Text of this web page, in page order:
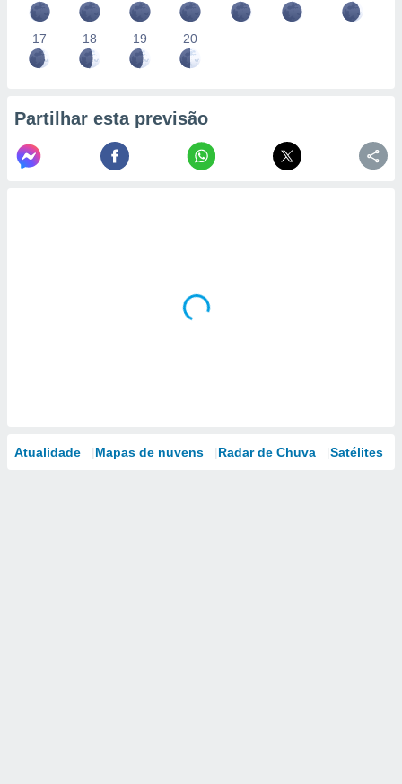
17 18 19 20
Partilhar esta previsão
Atualidade Mapas de nuvens Radar de Chuva Satélites